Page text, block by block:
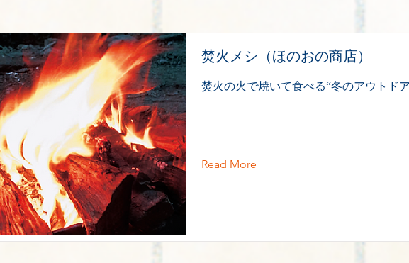
焚火メシ（ほのおの商店）
焚火の火で焼いて食べる“冬のアウトド
Read More